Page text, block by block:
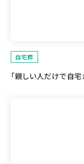
自宅葬
「親しい人だけで自宅